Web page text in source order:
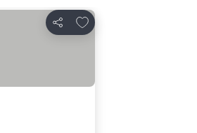
Teilen
Zu Favoriten hinzufügen